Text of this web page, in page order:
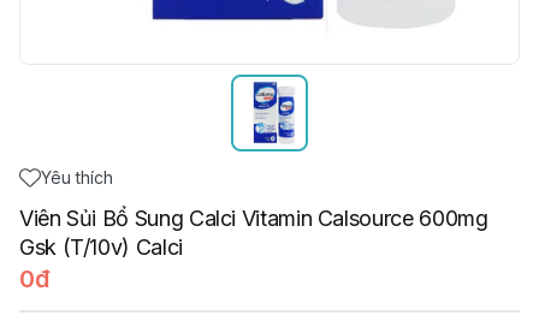
Yêu thích
Viên Sủi Bổ Sung Calci Vitamin Calsource 600mg
Gsk (T/10v) Calci
0đ